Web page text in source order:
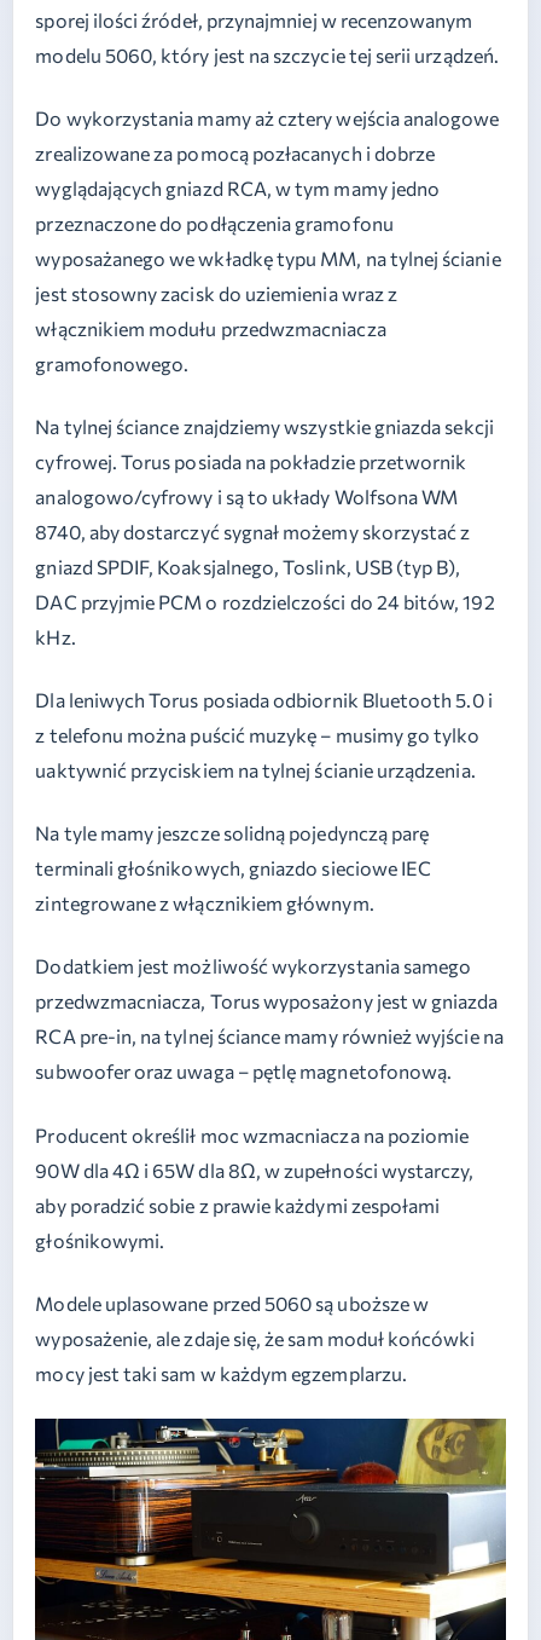
sporej ilości źródeł, przynajmniej w recenzowanym
modelu 5060, który jest na szczycie tej serii urządzeń.
Do wykorzystania mamy aż cztery wejścia analogowe
zrealizowane za pomocą pozłacanych i dobrze
wyglądających gniazd RCA, w tym mamy jedno
przeznaczone do podłączenia gramofonu
wyposażanego we wkładkę typu MM, na tylnej ścianie
jest stosowny zacisk do uziemienia wraz z
włącznikiem modułu przedwzmacniacza
gramofonowego.
Na tylnej ściance znajdziemy wszystkie gniazda sekcji
cyfrowej. Torus posiada na pokładzie przetwornik
analogowo/cyfrowy i są to układy Wolfsona WM
8740, aby dostarczyć sygnał możemy skorzystać z
gniazd SPDIF, Koaksjalnego, Toslink, USB (typ B),
DAC przyjmie PCM o rozdzielczości do 24 bitów, 192
kHz.
Dla leniwych Torus posiada odbiornik Bluetooth 5.0 i
z telefonu można puścić muzykę – musimy go tylko
uaktywnić przyciskiem na tylnej ścianie urządzenia.
Na tyle mamy jeszcze solidną pojedynczą parę
terminali głośnikowych, gniazdo sieciowe IEC
zintegrowane z włącznikiem głównym.
Dodatkiem jest możliwość wykorzystania samego
przedwzmacniacza, Torus wyposażony jest w gniazda
RCA pre-in, na tylnej ściance mamy również wyjście na
subwoofer oraz uwaga – pętlę magnetofonową.
Producent określił moc wzmacniacza na poziomie
90W dla 4Ω i 65W dla 8Ω, w zupełności wystarczy,
aby poradzić sobie z prawie każdymi zespołami
głośnikowymi.
Modele uplasowane przed 5060 są uboższe w
wyposażenie, ale zdaje się, że sam moduł końcówki
mocy jest taki sam w każdym egzemplarzu.